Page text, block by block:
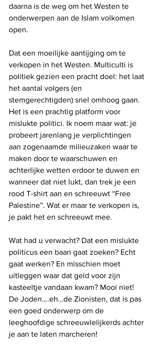
daarna is de weg om het Westen te
onderwerpen aan de Islam volkomen
open.
Dat een moeilijke aantijging om te
verkopen in het Westen. Multiculti is
politiek gezien een pracht doel: het laat
het aantal volgers (en
stemgerechtigden) snel omhoog gaan.
Het is een prachtig platform voor
mislukte politici. Ik noem maar wat: je
probeert jarenlang je verplichtingen
aan zogenaamde milieuzaken waar te
maken door te waarschuwen en
achterlijke wetten erdoor te duwen en
wanneer dat niet lukt, dan trek je een
rood T-shirt aan en schreeuwt “Free
Palestine”. Wat er maar te verkopen is,
je pakt het en schreeuwt mee.
Wat had u verwacht? Dat een mislukte
politicus een baan gaat zoeken? Echt
gaat werken? En misschien moet
uitleggen waar dat geld voor zijn
kasteeltje vandaan kwam? Mooi niet!
De Joden….eh…de Zionisten, dat is pas
een goed onderwerp om de
leeghoofdige schreeuwlelijkerds achter
je aan te laten marcheren!